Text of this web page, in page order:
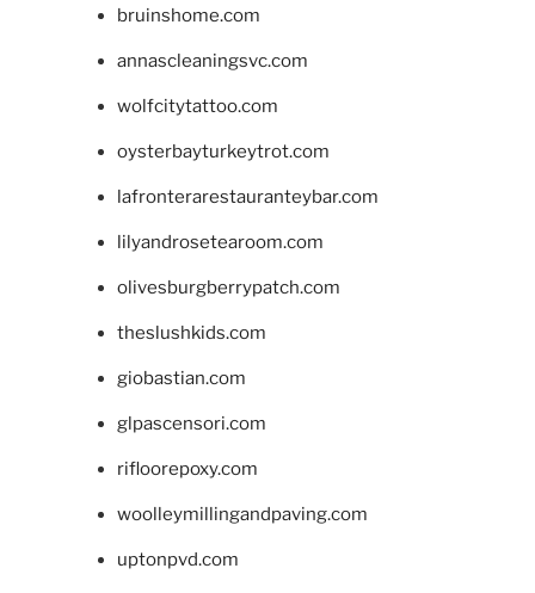
bruinshome.com
annascleaningsvc.com
wolfcitytattoo.com
oysterbayturkeytrot.com
lafronterarestauranteybar.com
lilyandrosetearoom.com
olivesburgberrypatch.com
theslushkids.com
giobastian.com
glpascensori.com
rifloorepoxy.com
woolleymillingandpaving.com
uptonpvd.com